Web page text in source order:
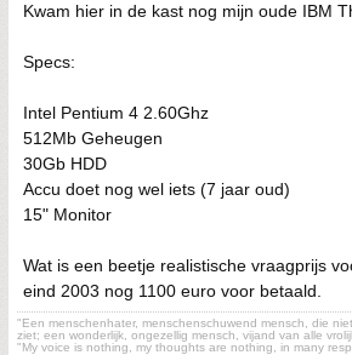
Kwam hier in de kast nog mijn oude IBM
Specs:
Intel Pentium 4 2.60Ghz
512Mb Geheugen
30Gb HDD
Accu doet nog wel iets (7 jaar oud)
15" Monitor
Wat is een beetje realistische vraagprijs
eind 2003 nog 1100 euro voor betaald.
"Een menschenhater, menschenschuwend mensch, die
ziet; een wonderlijk, ongezellig mensch, vijand van alle
"My voice is nothing, my thoughts are nothing, in many